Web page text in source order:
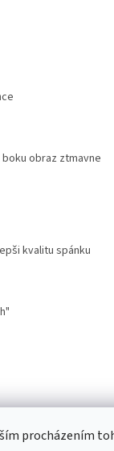
procházením
obraz ztmavne
kvalitu spánku
Kontakt Proč nosit